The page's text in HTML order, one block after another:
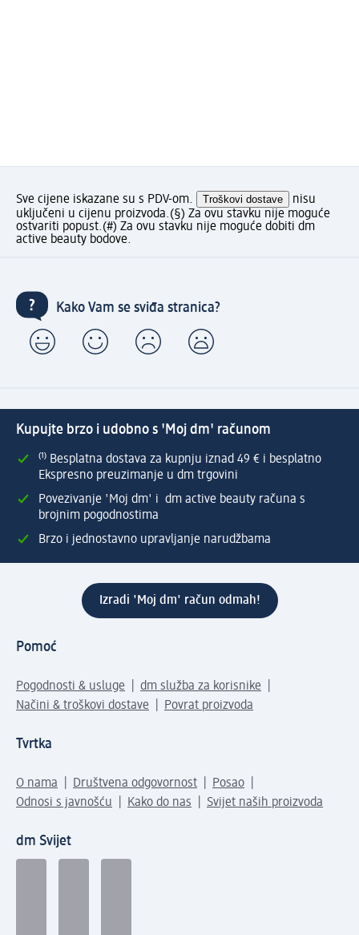
Sve cijene iskazane su s PDV-om. Troškovi dostave
nisu
uključeni u cijenu proizvoda.(§) Za ovu stavku nije moguće
ostvariti popust.(#) Za ovu stavku nije moguće dobiti dm
active beauty bodove.
Kako Vam se sviđa stranica?
Kupujte brzo i udobno s 'Moj dm' računom
⁽¹⁾ Besplatna dostava za kupnju iznad 49 € i besplatno
Ekspresno preuzimanje u dm trgovini
Povezivanje 'Moj dm' i dm active beauty računa s
brojnim pogodnostima
Brzo i jednostavno upravljanje narudžbama
Izradi 'Moj dm' račun odmah!
Pomoć
Pogodnosti & usluge
dm služba za korisnike
Načini & troškovi dostave
Povrat proizvoda
Tvrtka
O nama Društvena odgovornost
Posao
Odnosi s javnošću
Kako do nas Svijet naših proizvoda
dm Svijet